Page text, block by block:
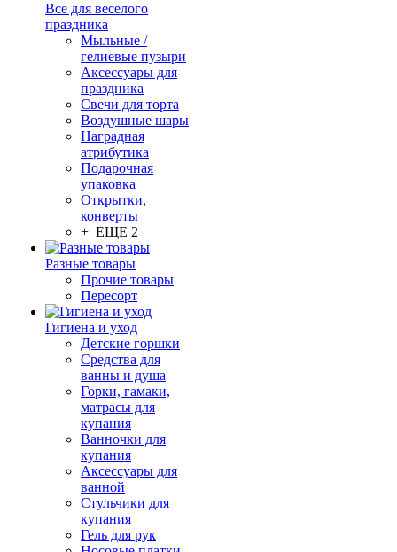
Все для веселого
праздника
Мыльные /
гелиевые пузыри
Аксессуары для
праздника
Свечи для торта
Воздушные шары
Наградная
атрибутика
Подарочная
упаковка
Открытки,
конверты
+ ЕЩЕ 2
Разные товары
Прочие товары
Пересорт
Гигиена и уход
Детские горшки
Средства для
ванны и душа
Горки, гамаки,
матрасы для
купания
Ванночки для
купания
Аксессуары для
ванной
Стульчики для
купания
Гель для рук